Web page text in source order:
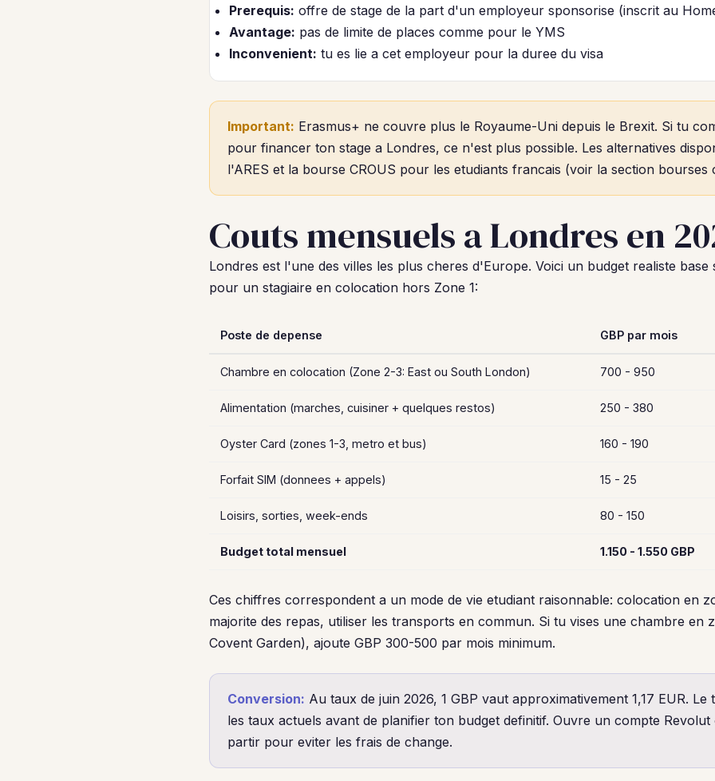
Prerequis: offre de stage de la part d'un employeur sponsorise (inscrit au
Avantage: pas de limite de places comme pour le YMS
Inconvenient: tu es lie a cet employeur pour la duree du visa
Important: Erasmus+ ne couvre plus le Royaume-Uni depuis le Brexit. Si tu
pour financer ton stage a Londres, ce n'est plus possible. Les alternatives
l'ARES et la bourse CROUS pour les etudiants francais (voir la section bourses
Couts mensuels a Londres en
Londres est l'une des villes les plus cheres d'Europe. Voici un budget realiste base
pour un stagiaire en colocation hors Zone 1:
Poste de depense GBP par mois
Chambre en colocation (Zone 2-3: East ou South London) 700 - 950
Alimentation (marches, cuisiner + quelques restos) 250 - 380
Oyster Card (zones 1-3, metro et bus) 160 - 190
Forfait SIM (donnees + appels) 15 - 25
Loisirs, sorties, week-ends 80 - 150
Budget total mensuel 1.150 - 1.550 GBP
Ces chiffres correspondent a un mode de vie etudiant raisonnable: colocation en
majorite des repas, utiliser les transports en commun. Si tu vises une chambre en
Covent Garden), ajoute GBP 300-500 par mois minimum.
Conversion: Au taux de juin 2026, 1 GBP vaut approximativement 1,17 EUR.
les taux actuels avant de planifier ton budget definitif. Ouvre un compte Revolut
partir pour eviter les frais de change.